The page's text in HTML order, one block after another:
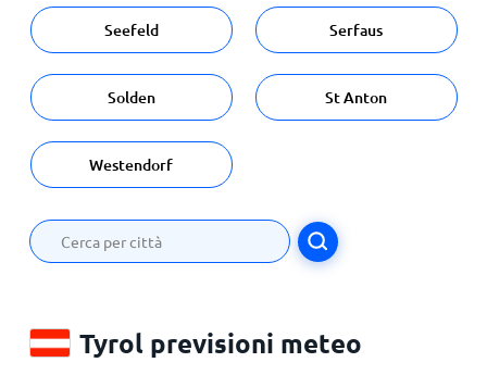
Seefeld Serfaus
Solden St Anton
Westendorf
Tyrol previsioni meteo